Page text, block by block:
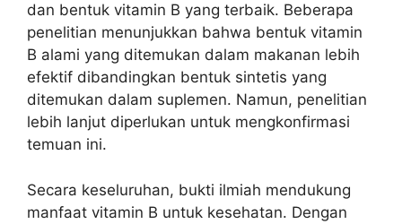
dan bentuk vitamin B yang terbaik. Beberapa
penelitian menunjukkan bahwa bentuk vitamin
B alami yang ditemukan dalam makanan lebih
efektif dibandingkan bentuk sintetis yang
ditemukan dalam suplemen. Namun, penelitian
lebih lanjut diperlukan untuk mengkonfirmasi
temuan ini.
Secara keseluruhan, bukti ilmiah mendukung
manfaat vitamin B untuk kesehatan. Dengan